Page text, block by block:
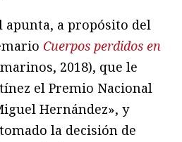
a propósito del
Cuerpos perdidos en
2018), que le
el Premio Nacional
Hernández», y
la decisión de